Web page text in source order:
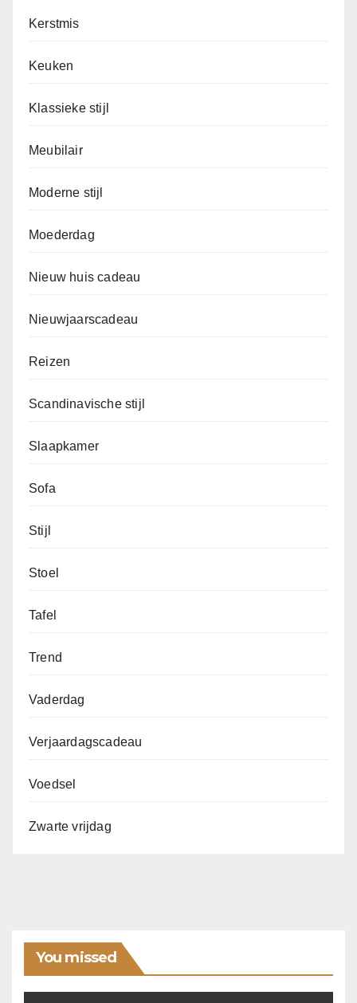
Kerstmis
Keuken
Klassieke stijl
Meubilair
Moderne stijl
Moederdag
Nieuw huis cadeau
Nieuwjaarscadeau
Reizen
Scandinavische stijl
Slaapkamer
Sofa
Stijl
Stoel
Tafel
Trend
Vaderdag
Verjaardagscadeau
Voedsel
Zwarte vrijdag
You missed